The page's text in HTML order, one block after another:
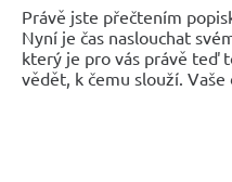
Právě jste přečtením
Nyní je čas naslouchat
který je pro vás právě teď
vědět, k čemu slouží. Vaše